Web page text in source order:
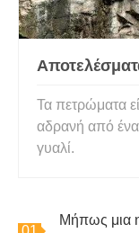
Τα πετρώματα
αδρανή από ένα
γυαλί.
Μήπως μια